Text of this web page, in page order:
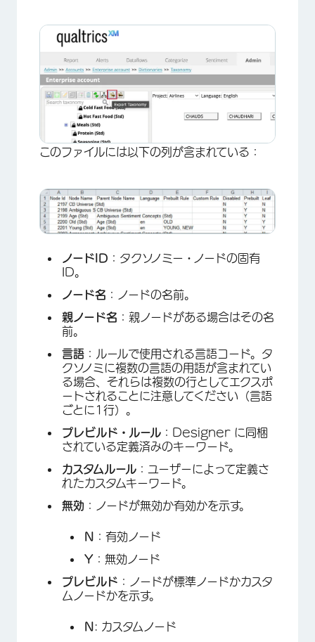
×
このファイルには以下の列が含まれている：
ノードID ：タクソノミー・ノードの固有
ID。
ノード名 ：ノードの名前。
親ノード名 ：親ノードがある場合はその名
前。
言語 ：ルールで使用される言語コード。タ
クソノミに複数の言語の用語が含まれてい
る場合、それらは複数の行としてエクスポ
ートされることに注意してください（言語
ごとに1行）。
プレビルド・ルール ：Designer に同梱
されている定義済みのキーワード。
カスタムルール ：ユーザーによって定義さ
れたカスタムキーワード。
無効 ：ノードが無効か有効かを示す。
N
：有効ノード
Y ：無効ノード
プレビルド ：ノードが標準ノードかカスタ
ムノードかを示す。
N : カスタムノード